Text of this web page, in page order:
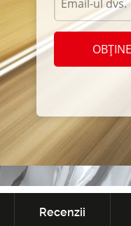
Recenzii